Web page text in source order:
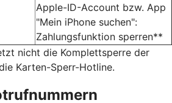
Apple-ID-Account bzw. App
"Mein iPhone suchen":
Zahlungsfunktion sperren**
nicht die Komplettsperre der
Karten-Sperr-Hotline.